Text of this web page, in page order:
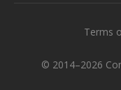
© 2014–2026
Terms